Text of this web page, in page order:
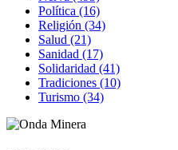
Política (16)
Religión (34)
Salud (21)
Sanidad (17)
Solidaridad (41)
Tradiciones (10)
Turismo (34)